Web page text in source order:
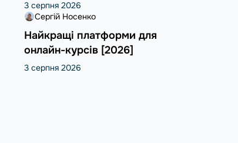
3 серпня 2026
Сергій Носенко
Найкращі платформи для
онлайн-курсів [2026]
3 серпня 2026